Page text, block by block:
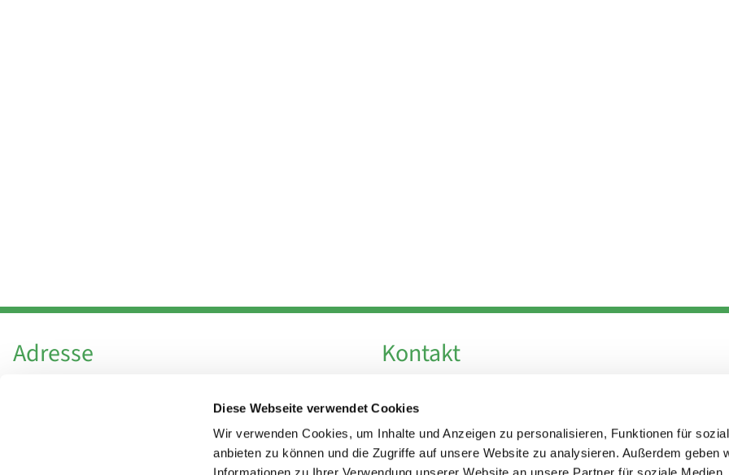
Diese Webseite verwendet Cookies
Wir verwenden Cookies, um Inhalte und Anzeigen zu personalisieren, Funktionen für
anbieten zu können und die Zugriffe auf unsere Website zu analysieren. Außerdem geben
Adresse
Hl. Theresa von Avila Berlin Nordost
Leitender Pfarrer - Norbert Pomplun
Kontakt
Fax +49 30 924 54 18
E-Mailinfo@theresa-von-avila-berlin.de